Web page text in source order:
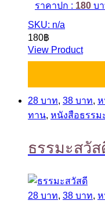
ราคาปก : 180 บ
SKU: n/a
180฿
View Product
28 บาท, 38 บาท, ห
ทาน, หนังสือธรรม
ธรรมะสวัส
28 บาท, 38 บาท, ห